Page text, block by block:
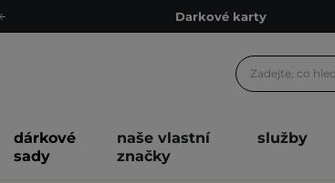
Darkové karty
Doporučovací Program
Darkové karty
dárkové
sady
naše vlastní
značky
služby